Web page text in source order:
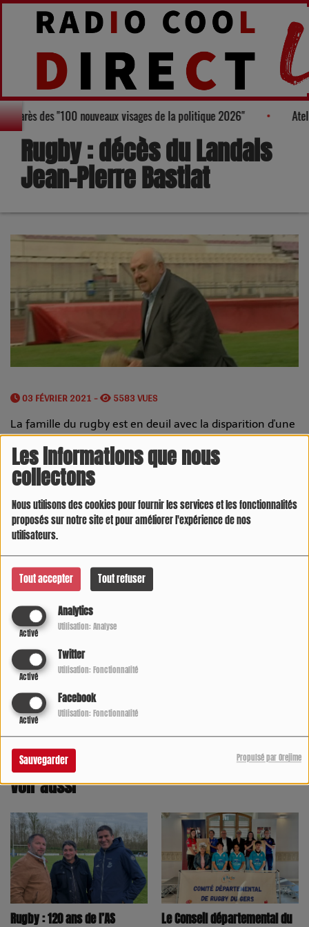
Les informations que nous
collectons
Nous utilisons des cookies pour fournir les services et les fonctionnalités
proposés sur notre site et pour améliorer l'expérience de nos
utilisateurs.
Tout accepter Tout refuser
Analytics
Activé
Utilisation: Analyse
Twitter
Activé
Utilisation: Fonctionnalité
Facebook
Activé
Utilisation: Fonctionnalité
Sauvegarder Propulsé par Orejime
au Palmarès des "100 nouveaux visages de la politique 2026"
Rugby : décès du Landais
Jean-Pierre Bastiat
03 FÉVRIER 2021 - 5583 VUES
La famille du rugby est en deuil avec la disparition d'une
figure emblématique Jean-Pierre Bastiat, figure de l'US
Dax. Le Landias est décédé à l'âge de 71 ans d'un
accident vasculaire cérébrale.
© FTV
Voir aussi
Rugby : 120 ans de l’AS Le Conseil départemental du